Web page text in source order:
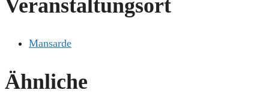
Veranstaltungsort
Mansarde
Ähnliche